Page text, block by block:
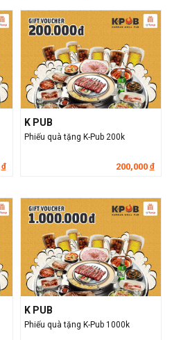
đ
K PUB
Phiếu quà tặng K-Pub 200k
200,000 đ
K PUB
Phiếu quà tặng K-Pub 1000k